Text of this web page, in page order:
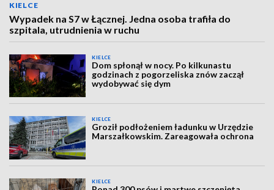
KIELCE
Wypadek na S7 w Łącznej. Jedna osoba trafiła do
szpitala, utrudnienia w ruchu
KIELCE
Dom spłonął w nocy. Po kilkunastu
godzinach z pogorzeliska znów zaczął
wydobywać się dym
KIELCE
Groził podłożeniem ładunku w Urzędzie
Marszałkowskim. Zareagowała ochrona
KIELCE